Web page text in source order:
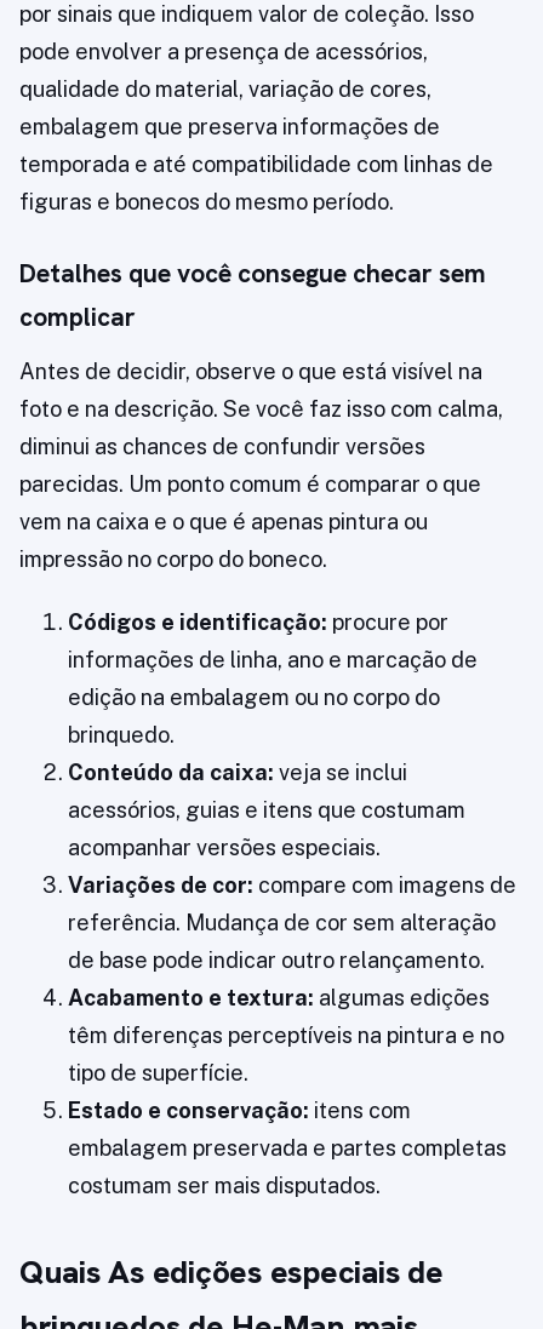
por sinais que indiquem valor de coleção. Isso
pode envolver a presença de acessórios,
qualidade do material, variação de cores,
embalagem que preserva informações de
temporada e até compatibilidade com linhas de
figuras e bonecos do mesmo período.
Detalhes que você consegue checar sem
complicar
Antes de decidir, observe o que está visível na
foto e na descrição. Se você faz isso com calma,
diminui as chances de confundir versões
parecidas. Um ponto comum é comparar o que
vem na caixa e o que é apenas pintura ou
impressão no corpo do boneco.
Códigos e identificação: procure por
informações de linha, ano e marcação de
edição na embalagem ou no corpo do
brinquedo.
Conteúdo da caixa: veja se inclui
acessórios, guias e itens que costumam
acompanhar versões especiais.
Variações de cor: compare com imagens de
referência. Mudança de cor sem alteração
de base pode indicar outro relançamento.
Acabamento e textura: algumas edições
têm diferenças perceptíveis na pintura e no
tipo de superfície.
Estado e conservação: itens com
embalagem preservada e partes completas
costumam ser mais disputados.
Quais As edições especiais de